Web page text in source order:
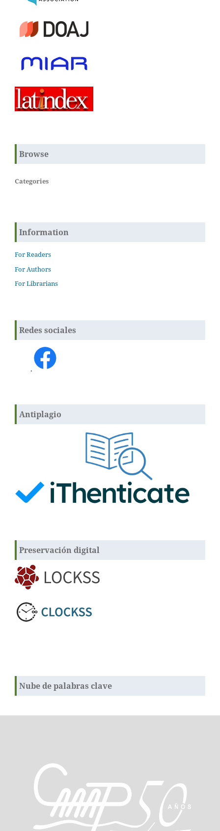
Browse
Categories
Information
For Readers
For Authors
For Librarians
Redes sociales
.
Antiplagio
Preservación digital
Nube de palabras clave